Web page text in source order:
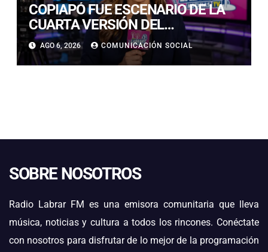
COPIAPÓ FUE ESCENARIO DE LA
CUARTA VERSIÓN DEL
CAMPEONATO REGIONAL DE
BANDAS DE GUERRA
ESTUDIANTILES
AGO 6, 2026 COMUNICACIÓN SOCIAL
SOBRE NOSOTROS
Radio Labrar FM es una emisora comunitaria que lleva
música, noticias y cultura a todos los rincones. Conéctate
con nosotros para disfrutar de lo mejor de la programación